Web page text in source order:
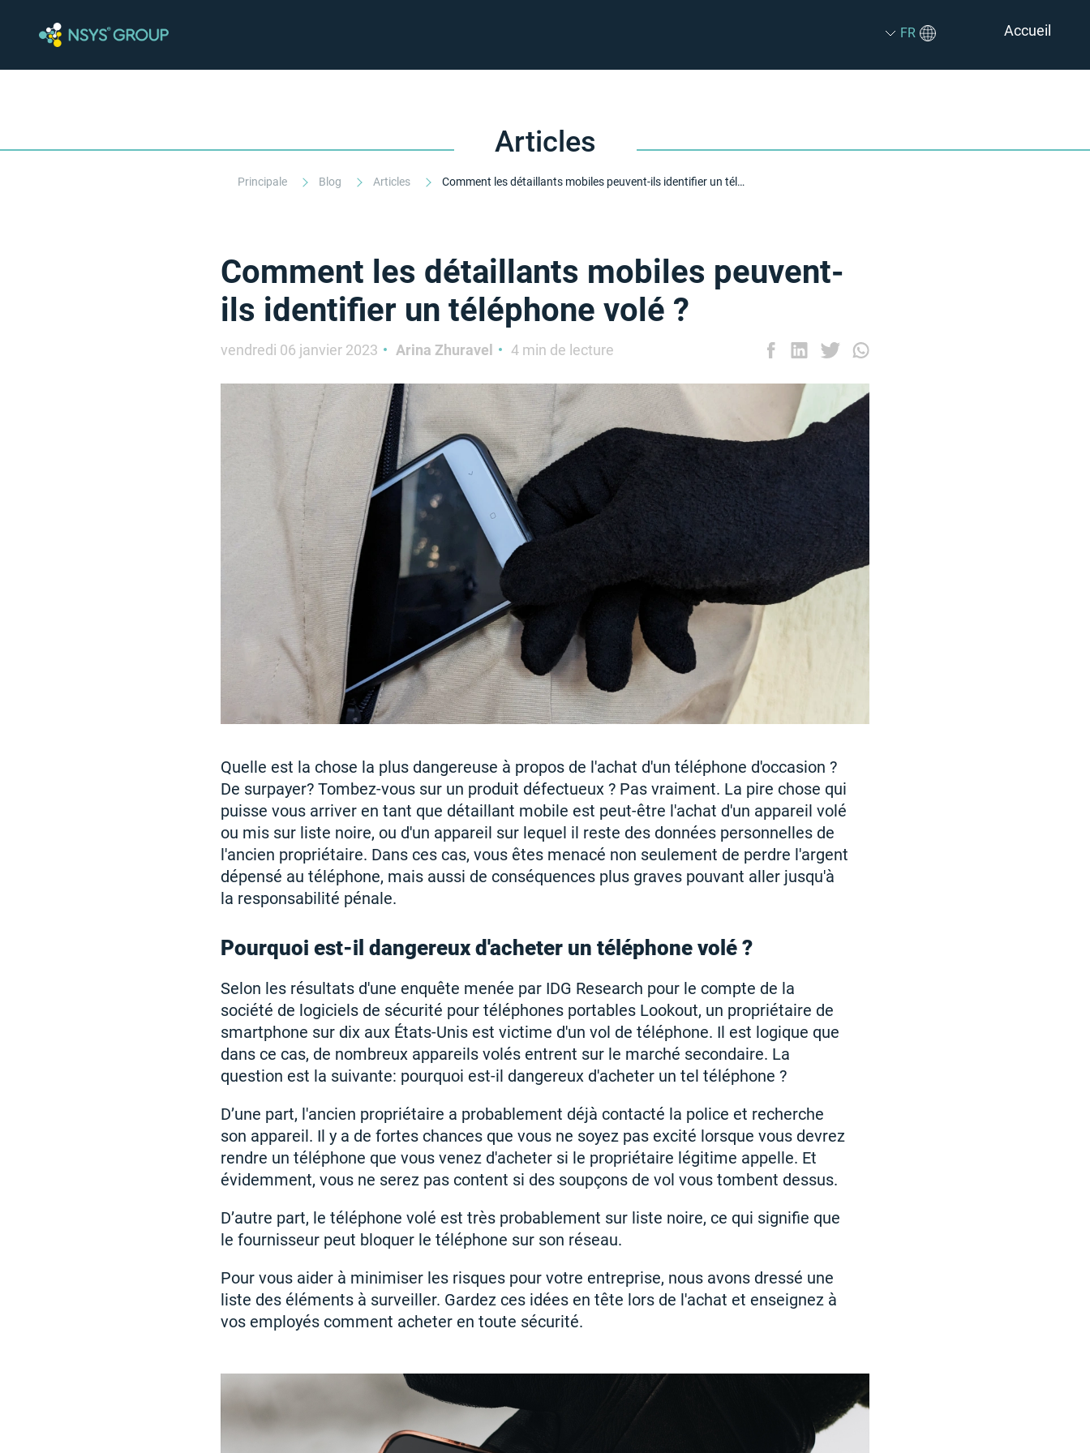
FR Accueil
Articles
Principale Blog Articles Comment les détaillants mobiles peuvent-ils identifier un téléphone volé ?
Comment les détaillants mobiles peuvent-
ils identifier un téléphone volé ?
vendredi 06 janvier 2023 Arina Zhuravel 4 min de lecture
Quelle est la chose la plus dangereuse à propos de l'achat d'un téléphone d'occasion ?
De surpayer? Tombez-vous sur un produit défectueux ? Pas vraiment. La pire chose qui
puisse vous arriver en tant que détaillant mobile est peut-être l'achat d'un appareil volé
ou mis sur liste noire, ou d'un appareil sur lequel il reste des données personnelles de
l'ancien propriétaire. Dans ces cas, vous êtes menacé non seulement de perdre l'argent
dépensé au téléphone, mais aussi de conséquences plus graves pouvant aller jusqu'à
la responsabilité pénale.
Pourquoi est-il dangereux d'acheter un téléphone volé ?
Selon les résultats d'une enquête menée par IDG Research pour le compte de la
société de logiciels de sécurité pour téléphones portables Lookout, un propriétaire de
smartphone sur dix aux États-Unis est victime d'un vol de téléphone. Il est logique que
dans ce cas, de nombreux appareils volés entrent sur le marché secondaire. La
question est la suivante: pourquoi est-il dangereux d'acheter un tel téléphone ?
D’une part, l'ancien propriétaire a probablement déjà contacté la police et recherche
son appareil. Il y a de fortes chances que vous ne soyez pas excité lorsque vous devrez
rendre un téléphone que vous venez d'acheter si le propriétaire légitime appelle. Et
évidemment, vous ne serez pas content si des soupçons de vol vous tombent dessus.
D’autre part, le téléphone volé est très probablement sur liste noire, ce qui signifie que
le fournisseur peut bloquer le téléphone sur son réseau.
Pour vous aider à minimiser les risques pour votre entreprise, nous avons dressé une
liste des éléments à surveiller. Gardez ces idées en tête lors de l'achat et enseignez à
vos employés comment acheter en toute sécurité.